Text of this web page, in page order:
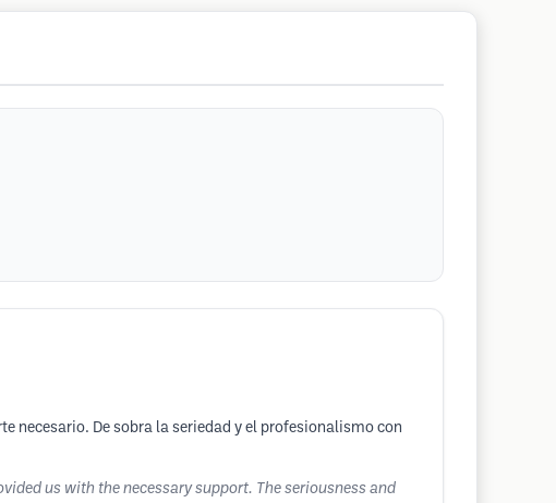
necesario. De sobra la seriedad y el profesionalismo con
us with the necessary support. The seriousness and